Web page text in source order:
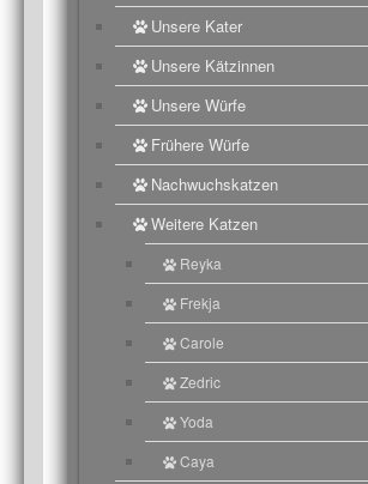
Unsere Kater
Unsere Kätzinnen
Unsere Würfe
Frühere Würfe
Nachwuchskatzen
Weitere Katzen
Reyka
Frekja
Carole
Zedric
Yoda
Caya